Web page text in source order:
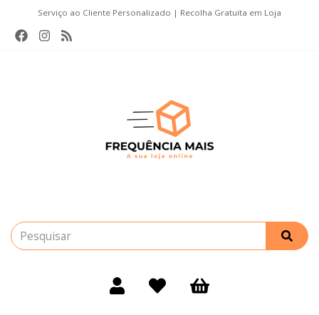
Serviço ao Cliente Personalizado | Recolha Gratuita em Loja